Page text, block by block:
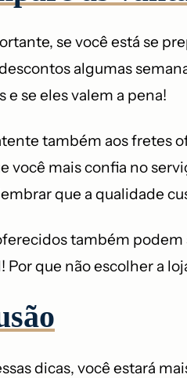
se você está se
algumas
e se eles valem a pena!
também aos fretes
você mais confia no
que a qualidade
também
Por que não escolher a
dicas, você estará